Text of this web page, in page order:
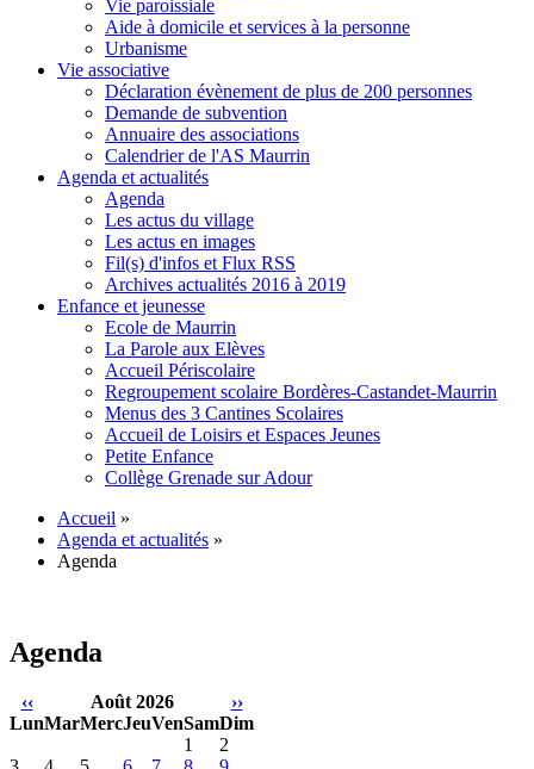
Vie paroissiale
Aide à domicile et services à la personne
Urbanisme
Vie associative
Déclaration évènement de plus de 200 personnes
Demande de subvention
Annuaire des associations
Calendrier de l'AS Maurrin
Agenda et actualités
Agenda
Les actus du village
Les actus en images
Fil(s) d'infos et Flux RSS
Archives actualités 2016 à 2019
Enfance et jeunesse
Ecole de Maurrin
La Parole aux Elèves
Accueil Périscolaire
Regroupement scolaire Bordères-Castandet-Maurrin
Menus des 3 Cantines Scolaires
Accueil de Loisirs et Espaces Jeunes
Petite Enfance
Collège Grenade sur Adour
Accueil »
Agenda et actualités »
Agenda
Agenda
‹‹ Août 2026
››
LunMarMercJeuVenSamDim
1
2